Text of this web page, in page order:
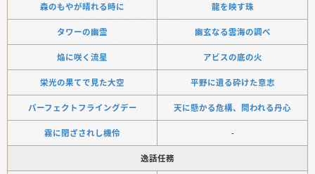
森のもやが晴れる時に 龍を映す珠
タワーの幽霊 幽玄なる雲海の調べ
焔に咲く流星 アビスの底の火
栄光の果てで見た大空 平野に遺る砕けた意志
パーフェクトフライングデー 天に懸かる危構、問われる丹心
霧に閉ざされし機伶 -
逸話任務